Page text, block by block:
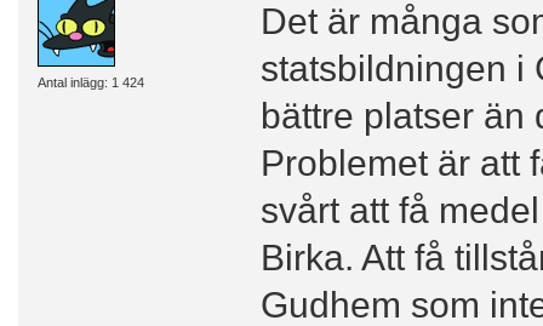
Antal inlägg: 1 424
Det är många
statsbildningen i
bättre platser än
Problemet är att
svårt att få
Birka. Att få
Gudhem som